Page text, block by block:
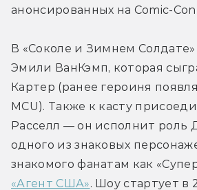
анонсированных на Comic-Con.
В «Соколе и Зимнем
Эмили ВанКэмп, которая
Картер (ранее героиня
MCU). Также к касту
Расселл — он исполнит роль
одного из знаковых
«Агент США». Шоу стартует в